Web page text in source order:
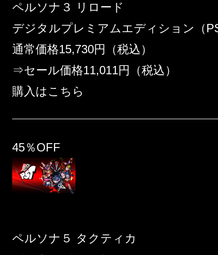
ペルソナ３ リロード
デジタルプレミアムエディション（
通常価格15,730円（税込）
⇒セール価格11,011円（税込）
購入はこちら
45％OFF
ペルソナ５ タクティカ